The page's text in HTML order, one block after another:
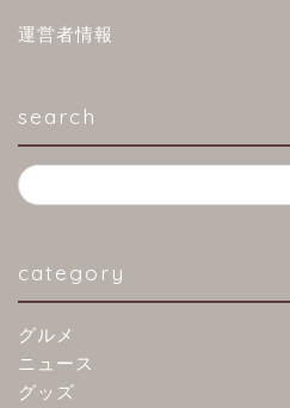
運営者情報
search
category
グルメ
ニュース
グッズ